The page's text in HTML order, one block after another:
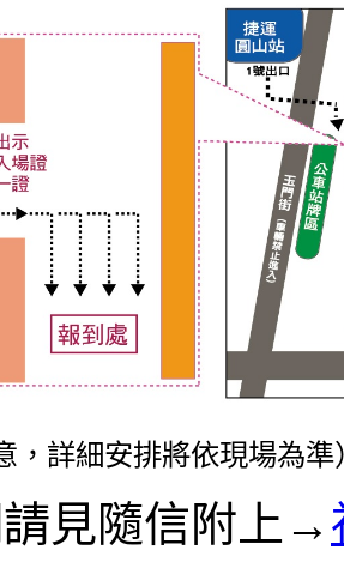
，詳細安排將依現場為準
見隨信附上 →